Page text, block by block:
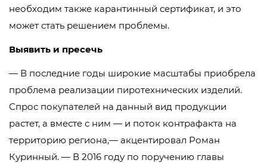
необходим также карантинный сертификат, и это
может стать решением проблемы.
Выявить и пресечь
— В последние годы широкие масштабы приобрела
проблема реализации пиротехнических изделий.
Спрос покупателей на данный вид продукции
растет, а вместе с ним — и поток контрафакта на
территорию региона,— акцентировал Роман
Куринный. — В 2016 году по поручению главы